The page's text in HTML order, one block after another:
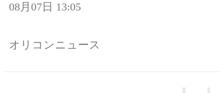
08月07日 13:05
オリコンニュース